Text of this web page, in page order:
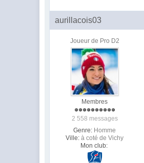
aurillacois03
Joueur de Pro D2
Membres
2 558 messages
Genre: Homme
Ville: à coté de Vichy
Mon club: